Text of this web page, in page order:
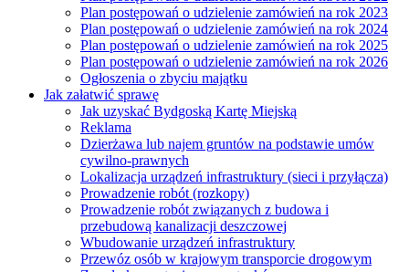
Plan postępowań o udzielenie zamówień na rok 2023
Plan postępowań o udzielenie zamówień na rok 2024
Plan postępowań o udzielenie zamówień na rok 2025
Plan postępowań o udzielenie zamówień na rok 2026
Ogłoszenia o zbyciu majątku
Jak załatwić sprawę
Jak uzyskać Bydgoską Kartę Miejską
Reklama
Dzierżawa lub najem gruntów na podstawie umów
cywilno-prawnych
Lokalizacja urządzeń infrastruktury (sieci i przyłącza)
Prowadzenie robót (rozkopy)
Prowadzenie robót związanych z budowa i
przebudową kanalizacji deszczowej
Wbudowanie urządzeń infrastruktury
Przewóz osób w krajowym transporcie drogowym